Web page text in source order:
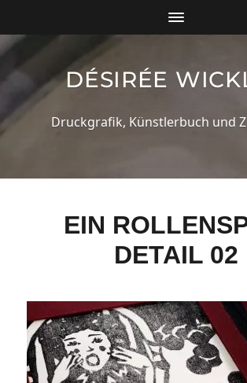
DÉSIRÉE
Druckgrafik, Künstlerbuch und
EIN
DETAIL 02